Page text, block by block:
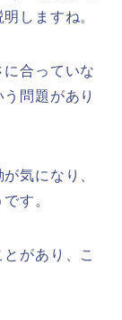
しますね。
合っていな
問題があり
気になり、
す。
があり、こ